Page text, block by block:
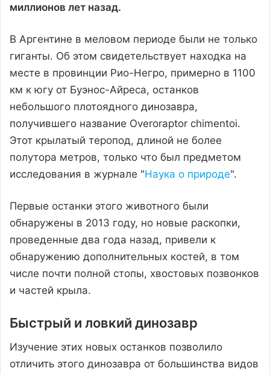
миллионов лет назад.
В Аргентине в меловом периоде были не только
гиганты. Об этом свидетельствует находка на
месте в провинции Рио-Негро, примерно в 1100
км к югу от Буэнос-Айреса, останков
небольшого плотоядного динозавра,
получившего название Overoraptor chimentoi.
Этот крылатый теропод, длиной не более
полутора метров, только что был предметом
исследования в журнале "Наука о природе".
Первые останки этого животного были
обнаружены в 2013 году, но новые раскопки,
проведенные два года назад, привели к
обнаружению дополнительных костей, в том
числе почти полной стопы, хвостовых позвонков
и частей крыла.
Быстрый и ловкий динозавр
Изучение этих новых останков позволило
отличить этого динозавра от большинства видов